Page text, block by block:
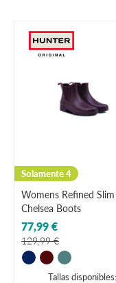
Solamente 4
Womens Refined
Chelsea Boots
77,99 €
129,99 €
Tallas disponibles: